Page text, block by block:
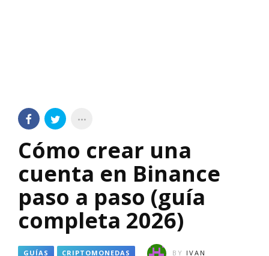
Cómo crear una
cuenta en Binance
paso a paso (guía
completa 2026)
GUÍAS CRIPTOMONEDAS BY IVAN